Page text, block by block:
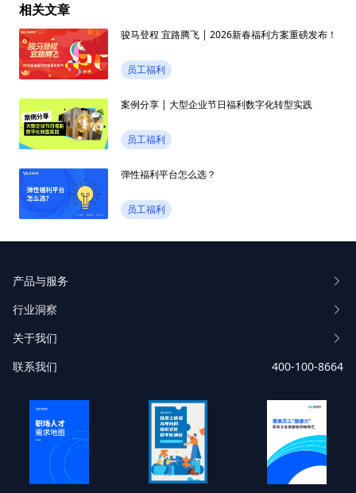
相关文章
骏马登程 宜路腾飞 | 2026新春福利方案重磅发布！
员工福利
案例分享 | 大型企业节日福利数字化转型实践
员工福利
弹性福利平台怎么选？
员工福利
产品与服务
行业洞察
关于我们
联系我们
400-100-8664